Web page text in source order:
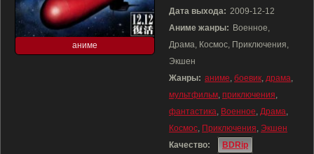
аниме
Дата выхода: 2009-12-12
Аниме жанры: Военное,
Драма, Космос, Приключения,
Экшен
Жанры: аниме, боевик, драма,
мультфильм, приключения,
фантастика, Военное, Драма,
Космос, Приключения, Экшен
Качество:
BDRip